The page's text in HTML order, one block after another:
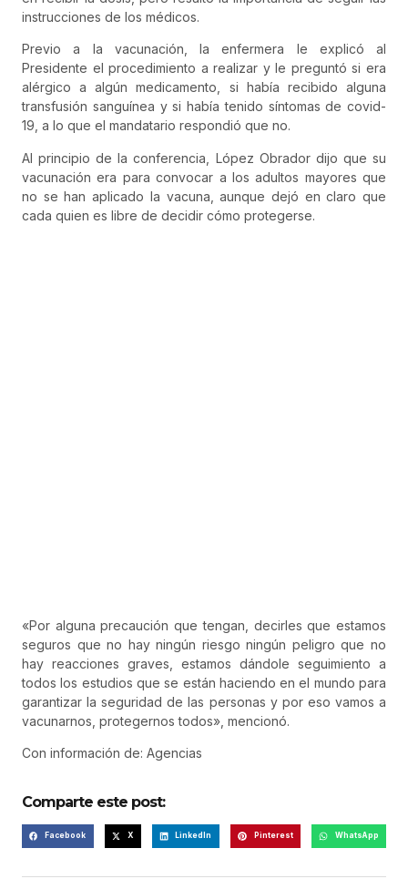
instrucciones de los médicos.
Previo a la vacunación, la enfermera le explicó al
Presidente el procedimiento a realizar y le preguntó si era
alérgico a algún medicamento, si había recibido alguna
transfusión sanguínea y si había tenido síntomas de covid-
19, a lo que el mandatario respondió que no.
Al principio de la conferencia, López Obrador dijo que su
vacunación era para convocar a los adultos mayores que
no se han aplicado la vacuna, aunque dejó en claro que
cada quien es libre de decidir cómo protegerse.
«Por alguna precaución que tengan, decirles que estamos
seguros que no hay ningún riesgo ningún peligro que no
hay reacciones graves, estamos dándole seguimiento a
todos los estudios que se están haciendo en el mundo para
garantizar la seguridad de las personas y por eso vamos a
vacunarnos, protegernos todos», mencionó.
Con información de: Agencias
Comparte este post:
Facebook X LinkedIn Pinterest WhatsApp